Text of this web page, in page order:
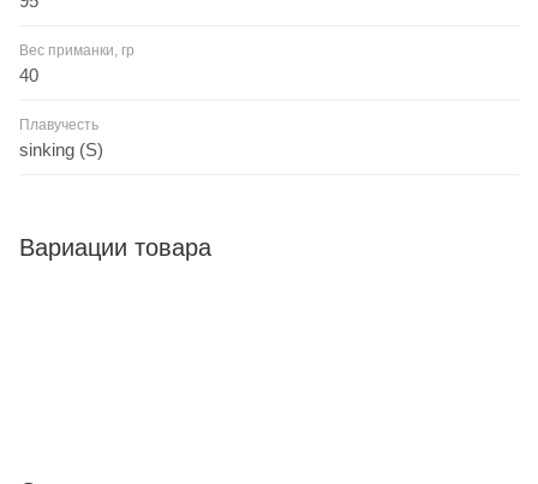
Вес приманки, гр
40
Плавучесть
sinking (S)
Вариации товара